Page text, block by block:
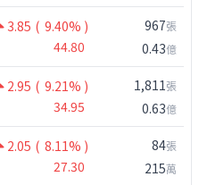
3.85 ( 9.40% )
44.80
967張
0.43億
2.95 ( 9.21% )
34.95
1,811張
0.63億
2.05 ( 8.11% )
27.30
84張
215萬